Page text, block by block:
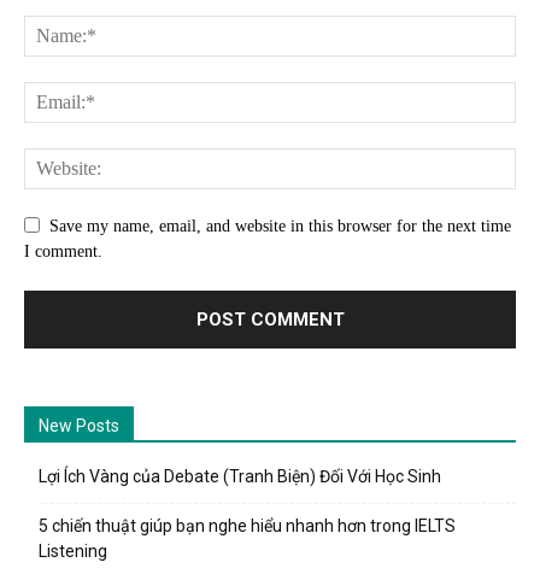
Save my name, email, and website in this browser for the next time
I comment.
New Posts
Lợi Ích Vàng của Debate (Tranh Biện) Đối Với Học Sinh
5 chiến thuật giúp bạn nghe hiểu nhanh hơn trong IELTS
Listening